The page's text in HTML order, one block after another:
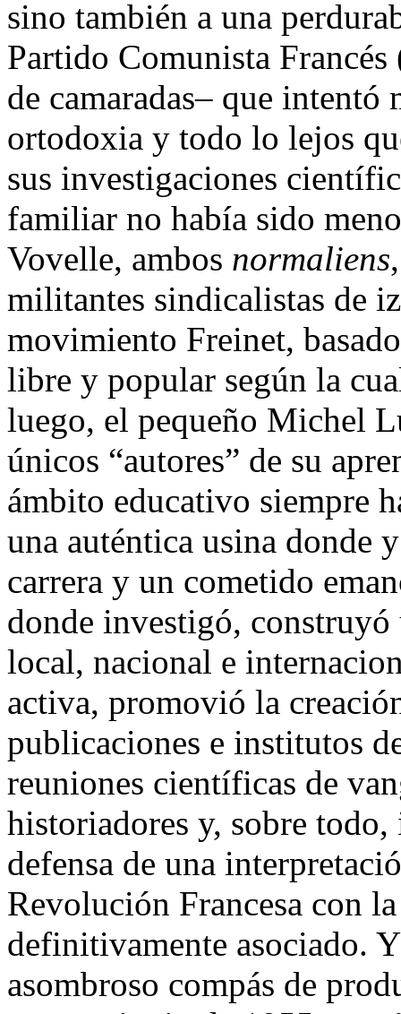
sino también a una
Partido Comunista
de camaradas– que intentó
ortodoxia y todo lo lejos
sus investigaciones
familiar no había sido
Vovelle, ambos normaliens
militantes sindicalistas de
movimiento Freinet,
libre y popular según la
luego, el pequeño Michel
únicos “autores” de su
ámbito educativo siempre
una auténtica usina donde
carrera y un cometido
donde investigó,
local, nacional e
activa, promovió la
publicaciones e institutos
reuniones científicas de
historiadores y, sobre
defensa de una
Revolución Francesa con
definitivamente asociado.
asombroso compás de